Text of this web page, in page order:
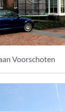
Voorschoten